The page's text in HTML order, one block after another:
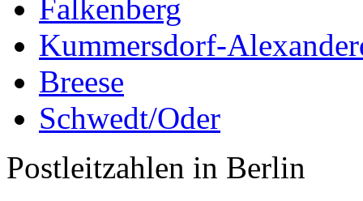
Falkenberg
Kummersdorf-
Breese
Schwedt/Oder
Postleitzahlen in Berlin